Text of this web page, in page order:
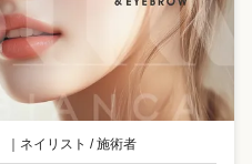
｜ ネイリスト / 施術者